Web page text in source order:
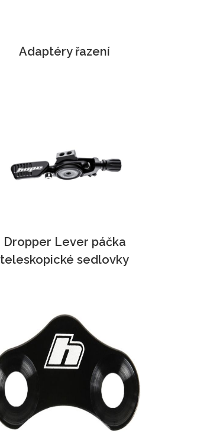
Adaptéry řazení
Dropper Lever páčka
teleskopické sedlovky